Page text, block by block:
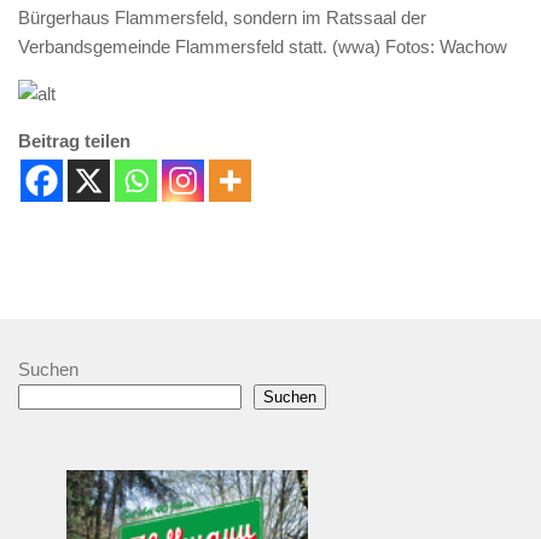
Bürgerhaus Flammersfeld, sondern im Ratssaal der
Verbandsgemeinde Flammersfeld statt. (wwa) Fotos: Wachow
Beitrag teilen
Suchen
Suchen